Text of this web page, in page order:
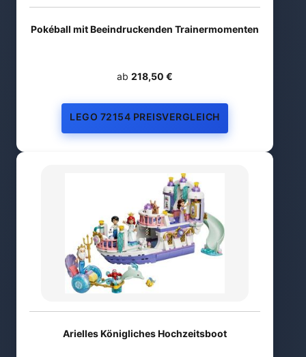
Pokéball mit Beeindruckenden Trainermomenten
ab 218,50 €
LEGO 72154 PREISVERGLEICH
Arielles Königliches Hochzeitsboot